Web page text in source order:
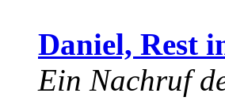
Daniel, Rest
Ein Nachruf